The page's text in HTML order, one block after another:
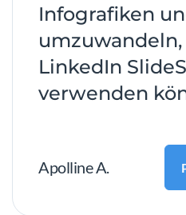
Infografiken
LinkedIn
verwenden
Apolline A.